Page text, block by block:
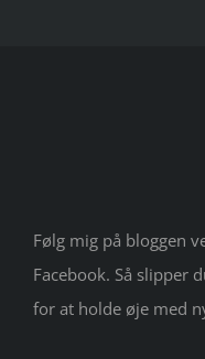
Følg mig på bloggen
Facebook. Så
for at holde øje med